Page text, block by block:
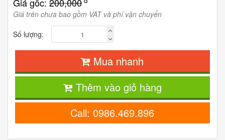
Giá trên chưa bao gồm VAT và phí vận chuyển
Số lượng:
Mua nhanh
Thêm vào giỏ hàng
Call: 0986.469.896